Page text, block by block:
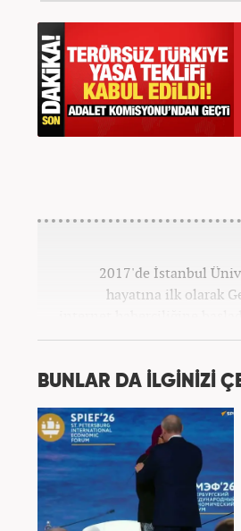
2017'de İstanbul
hayatına ilk olarak
internet haberciliğine
''Ekonomi ve
BUNLAR DA İLGİNİZİ